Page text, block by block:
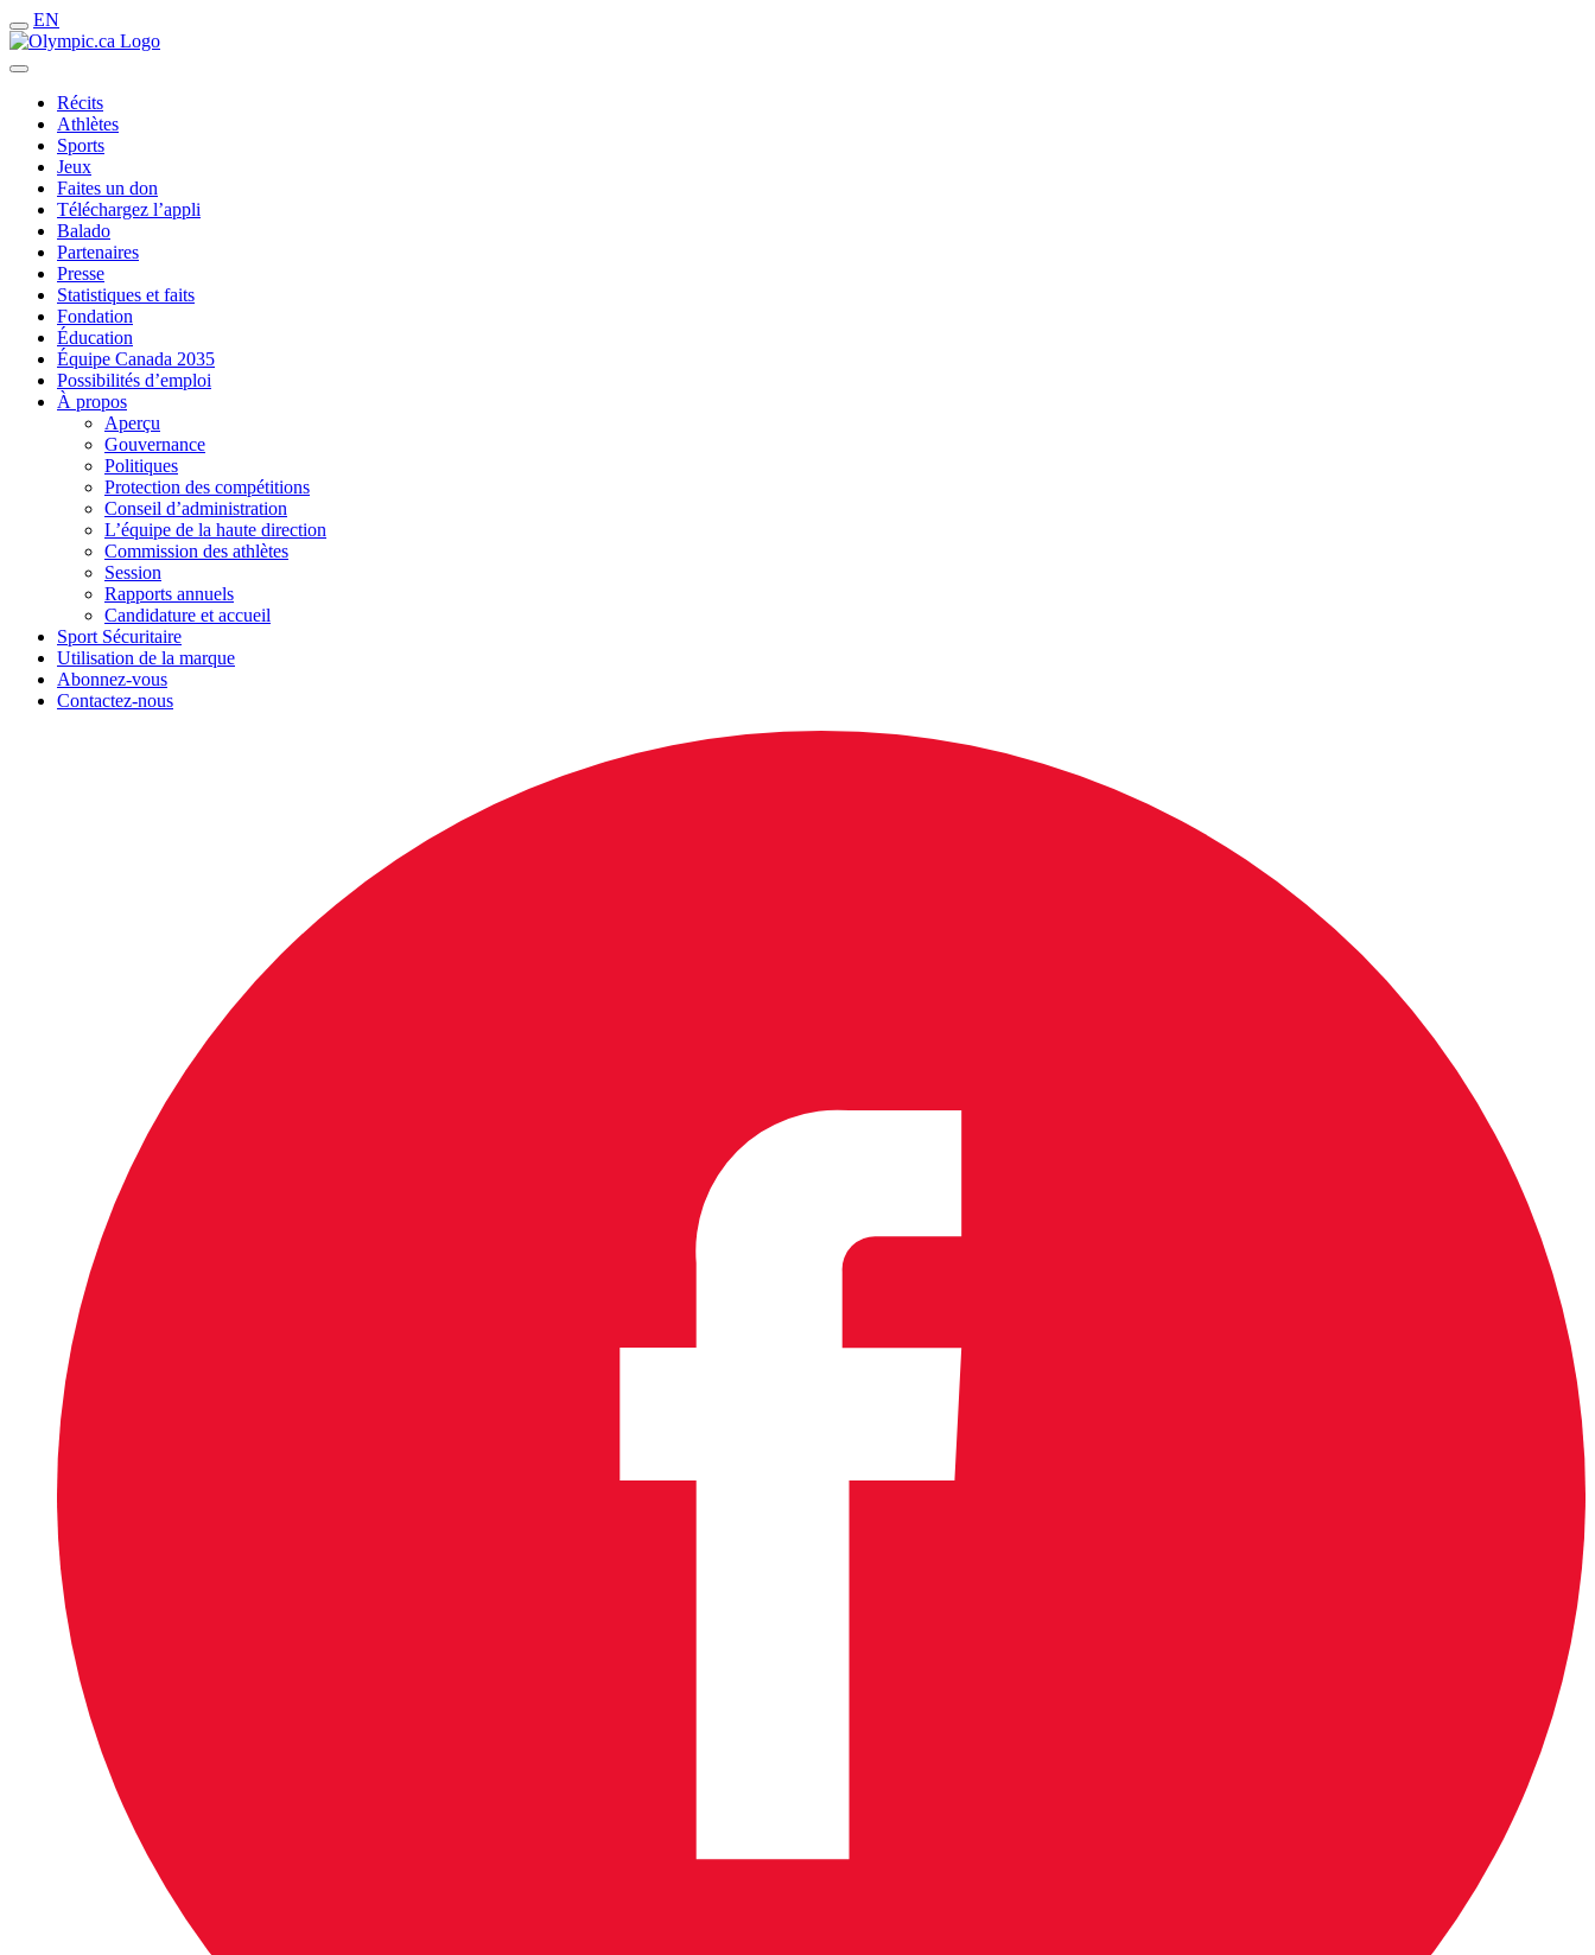
EN
Récits
Athlètes
Sports
Jeux
Faites un don
Téléchargez l’appli
Balado
Partenaires
Presse
Statistiques et faits
Fondation
Éducation
Équipe Canada 2035
Possibilités d’emploi
À propos
Aperçu
Gouvernance
Politiques
Protection des compétitions
Conseil d’administration
L’équipe de la haute direction
Commission des athlètes
Session
Rapports annuels
Candidature et accueil
Sport Sécuritaire
Utilisation de la marque
Abonnez-vous
Contactez-nous